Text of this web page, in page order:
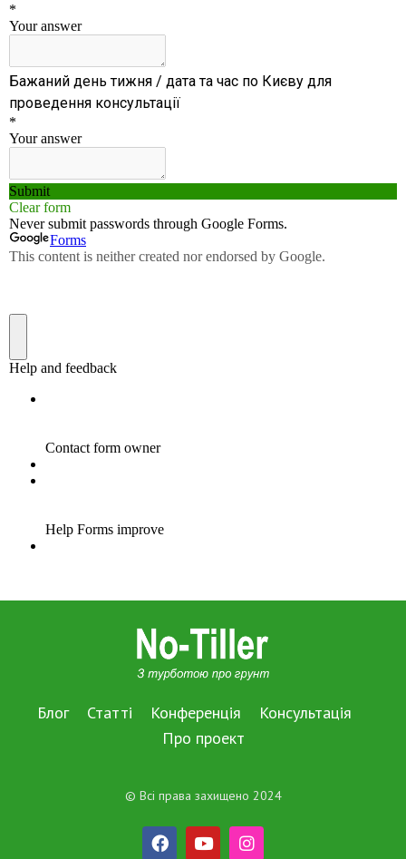
Блог Статті Конференція
Консультація
Про проект
© Всі права захищено 2024